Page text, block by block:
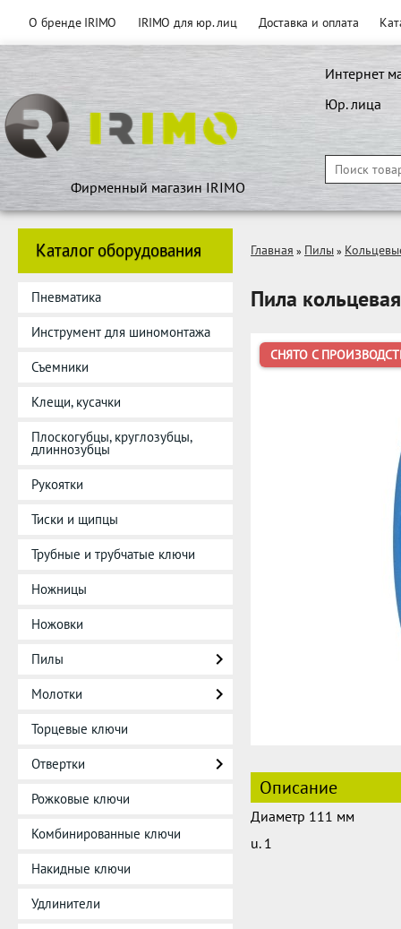
О бренде IRIMO IRIMO для юр. лиц Доставка и оплата
Фирменный магазин IRIMO
Интернет
Юр. лица
Каталог оборудования
Пневматика
Инструмент для шиномонтажа
Съемники
Клещи, кусачки
Плоскогубцы, круглозубцы,
длиннозубцы
Рукоятки
Тиски и щипцы
Трубные и трубчатые ключи
Ножницы
Ножовки
Пилы
Молотки
Торцевые ключи
Отвертки
Рожковые ключи
Комбинированные ключи
Накидные ключи
Удлинители
Главная » Пилы »
Пила
СНЯТО С
Описание
Диаметр 111 мм
u. 1